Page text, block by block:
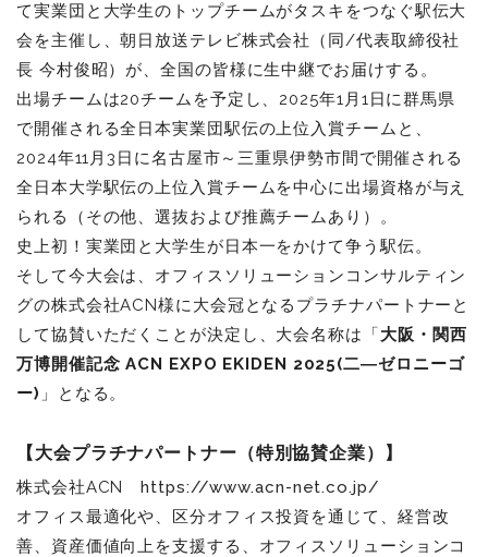
て実業団と大学生のトップチームがタスキをつなぐ駅伝大
会を主催し、朝日放送テレビ株式会社（同/代表取締役社
長 今村俊昭）が、全国の皆様に生中継でお届けする。
出場チームは20チームを予定し、2025年1月1日に群馬県
で開催される全日本実業団駅伝の上位入賞チームと、
2024年11月3日に名古屋市～三重県伊勢市間で開催される
全日本大学駅伝の上位入賞チームを中心に出場資格が与え
られる（その他、選抜および推薦チームあり）。
史上初！実業団と大学生が日本一をかけて争う駅伝。
そして今大会は、オフィスソリューションコンサルティン
グの株式会社ACN様に大会冠となるプラチナパートナーと
して協賛いただくことが決定し、大会名称は「大阪・関西
万博開催記念 ACN EXPO EKIDEN 2025(二―ゼロニーゴ
ー) 」となる。
【大会プラチナパートナー（特別協賛企業）】
株式会社ACNhttps://www.acn-net.co.jp/
オフィス最適化や、区分オフィス投資を通じて、経営改
善、資産価値向上を支援する、オフィスソリューションコ